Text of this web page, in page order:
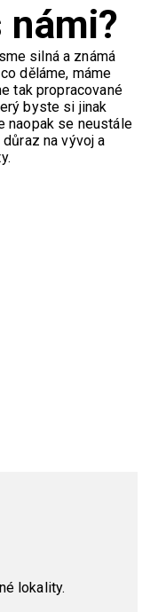
námi?
silná a známá
děláme, máme
tak propracované
byste si jinak
naopak se neustále
na vývoj a
lokality.